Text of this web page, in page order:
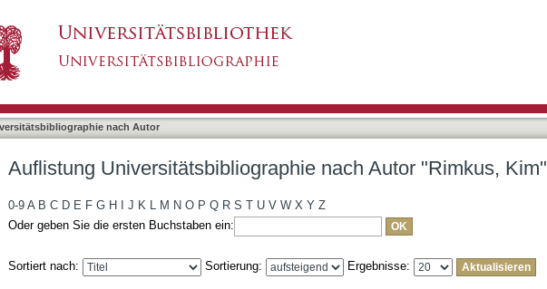
nach Autor
Auflistung Universitätsbibliographie nach Autor "Rimkus, Kim"
0-9 A B C D E F G H J K L M N O P Q R S T U V W X Y Z
Oder geben Sie die ersten Buchstaben ein:
Sortiert nach: Sortierung: Ergebnisse: